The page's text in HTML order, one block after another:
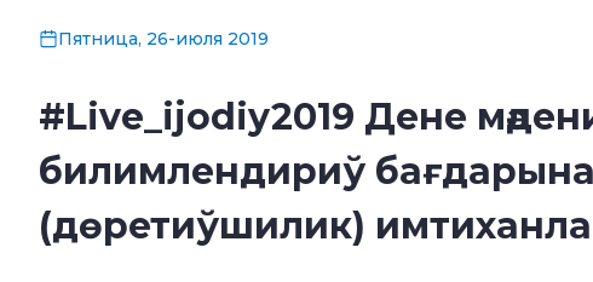
Пятница, 26-июля 2019
#Live_ijodiy2019 Дене
билимлендириў бағдарына
(дөретиўшилик)